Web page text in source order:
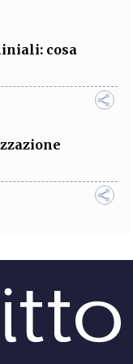
cosa